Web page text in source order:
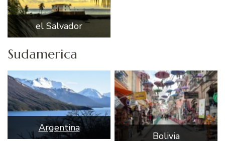
el Salvador
Sudamerica
Argentina
Bolivia